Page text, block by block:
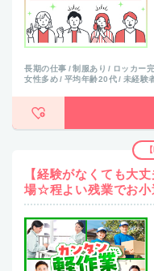
長期の仕事 制服あり ロッカー
女性多め
平均年齢20代 未経験
【経験がなくても大
場☆程よい残業でお小